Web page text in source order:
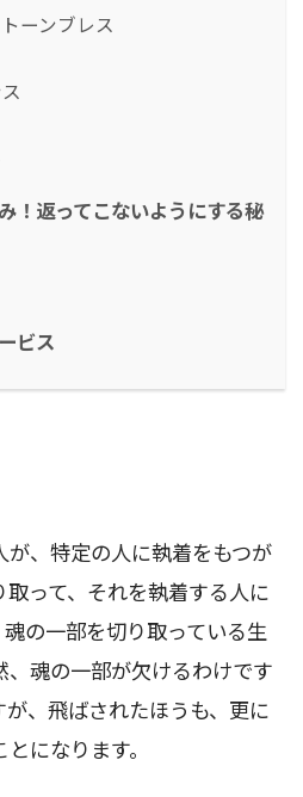
ーンブレス
！返ってこないようにする秘
ビス
、特定の人に執着をもつが
って、それを執着する人に
の一部を切り取っている生
魂の一部が欠けるわけです
、飛ばされたほうも、更に
になります。